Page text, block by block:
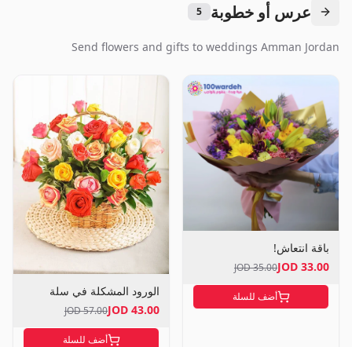
عرس أو خطوبة 5
Send flowers and gifts to weddings Amman Jordan
باقة انتعاش!
33.00 JOD
35.00 JOD
أضف للسلة
الورود المشكلة في سلة
43.00 JOD
57.00 JOD
أضف للسلة